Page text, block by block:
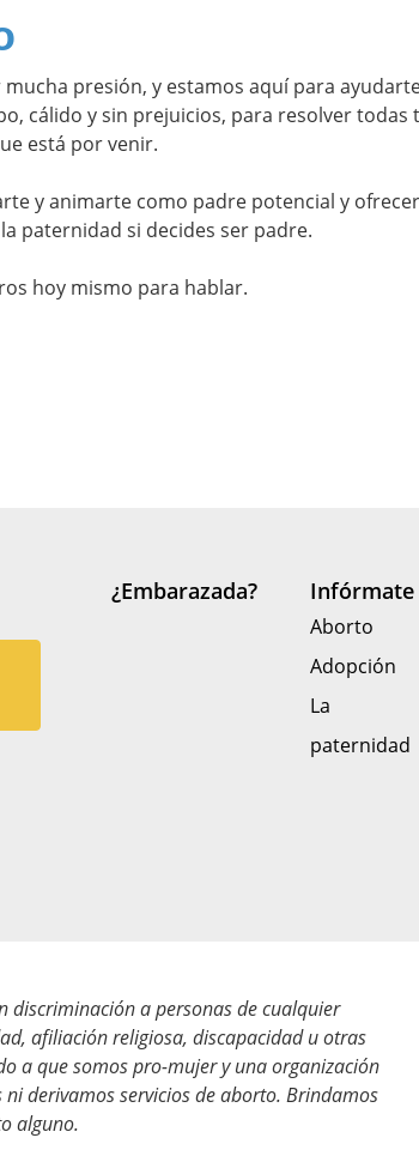
presión, y estamos aquí para
cálido y sin prejuicios, para resolver todas
está por venir.
y animarte como padre potencial y
paternidad si decides ser padre.
hoy mismo para hablar.
¿Embarazada? Infórmate
Aborto
Adopción
La
paternidad
discriminación a personas de cualquier
afiliación religiosa, discapacidad u otras
a que somos pro-mujer y una organización
derivamos servicios de aborto. Brindamos
alguno.